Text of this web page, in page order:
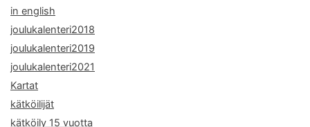
in english
joulukalenteri2018
joulukalenteri2019
joulukalenteri2021
Kartat
kätköilijät
kätköily 15 vuotta